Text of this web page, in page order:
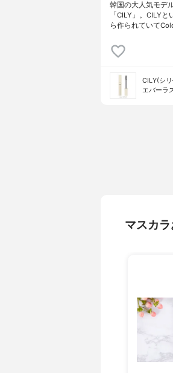
韓国の大人気モデ
「CILY」。CILY
ら作られていて
CILY(シ
エバーラ
マスカ